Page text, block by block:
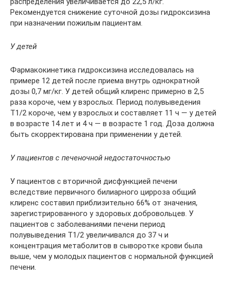
Рекомендуется снижение суточной дозы гидроксизина
при назначении пожилым пациентам.
У детей
Фармакокинетика гидроксизина исследовалась на
примере 12 детей после приема внутрь однократной
дозы 0,7 мг/кг. У детей общий клиренс примерно в 2,5
раза короче, чем у взрослых. Период полувыведения
Т1/2 короче, чем у взрослых и составляет 11 ч — у детей
в возрасте 14 лет и 4 ч — в возрасте 1 год. Доза должна
быть скорректирована при применении у детей.
У пациентов с печеночной недостаточностью
У пациентов с вторичной дисфункцией печени
вследствие первичного билиарного цирроза общий
клиренс составил приблизительно 66% от значения,
зарегистрированного у здоровых добровольцев. У
пациентов с заболеваниями печени период
полувыведения Т1/2 увеличивался до 37 ч и
концентрация метаболитов в сыворотке крови была
выше, чем у молодых пациентов с нормальной функцией
печени.